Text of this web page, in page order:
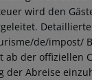
wird den
de/impost/
der offiziellen
der Abreise